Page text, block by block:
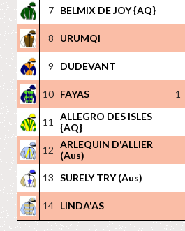
7 BELMIX DE JOY {AQ}
8 URUMQI
9 DUDEVANT
10 FAYAS 1
11
ALLEGRO DES ISLES
{AQ}
12 ARLEQUIN D'ALLIER
(Aus)
13 SURELY TRY (Aus)
14 LINDA'AS